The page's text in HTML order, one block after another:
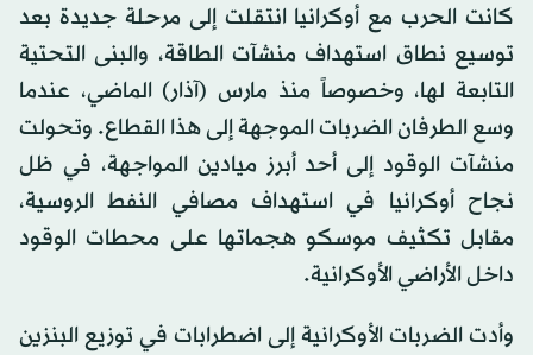
كانت الحرب مع أوكرانيا انتقلت إلى مرحلة جديدة بعد
توسيع نطاق استهداف منشآت الطاقة، والبنى التحتية
التابعة لها، وخصوصاً منذ مارس (آذار) الماضي، عندما
وسع الطرفان الضربات الموجهة إلى هذا القطاع. وتحولت
منشآت الوقود إلى أحد أبرز ميادين المواجهة، في ظل
نجاح أوكرانيا في استهداف مصافي النفط الروسية،
مقابل تكثيف موسكو هجماتها على محطات الوقود
داخل الأراضي الأوكرانية.
وأدت الضربات الأوكرانية إلى اضطرابات في توزيع البنزين